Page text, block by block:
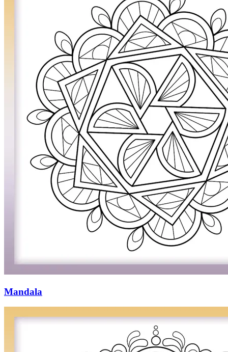
Mandala